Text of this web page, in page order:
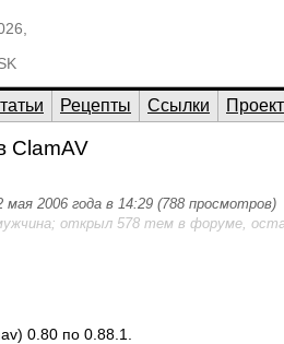
Рецепты Ссылки Проект
ClamAV
мая 2006 года в 14:29 (788 просмотров)
открыл 578 тем в форуме,
0.80 по 0.88.1.